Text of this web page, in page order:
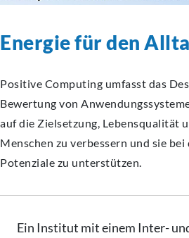
Energie für den
Positive Computing umfasst das
Bewertung von
auf die Zielsetzung, Lebensqualität
Menschen zu verbessern und sie
Potenziale zu unterstützen.
Ein Institut mit einem Inter-